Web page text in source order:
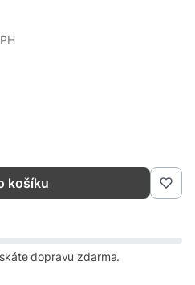
košíku
dopravu zdarma.